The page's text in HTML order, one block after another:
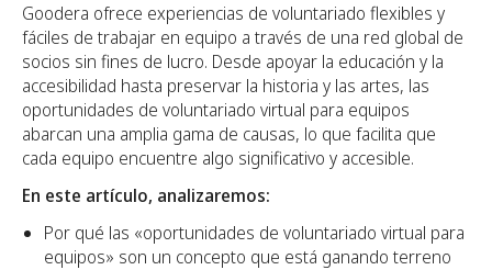
Goodera ofrece experiencias de voluntariado flexibles y
fáciles de trabajar en equipo a través de una red global de
socios sin fines de lucro. Desde apoyar la educación y la
accesibilidad hasta preservar la historia y las artes, las
oportunidades de voluntariado virtual para equipos
abarcan una amplia gama de causas, lo que facilita que
cada equipo encuentre algo significativo y accesible.
En este artículo, analizaremos:
Por qué las «oportunidades de voluntariado virtual para
equipos» son un concepto que está ganando terreno